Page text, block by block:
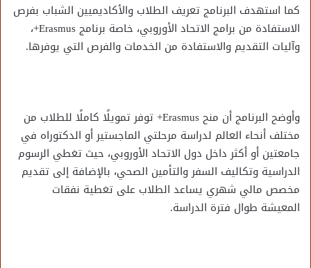
كما استهدف البرنامج تعريف الطلاب والأكاديميين الشباب بفرص
الاستفادة من برامج الاتحاد الأوروبي، خاصة برنامج Erasmus+،
وآليات التقديم والاستفادة من الخدمات والفرص التي يوفرها.
وأوضح البرنامج أن منح Erasmus+ توفر تمويلًا كاملًا للطلاب من
مختلف أنحاء العالم لدراسة مرحلتي الماجستير أو الدكتوراه في
جامعتين أو أكثر داخل دول الاتحاد الأوروبي، حيث تغطي الرسوم
الدراسية وتكاليف السفر والتأمين الصحي، بالإضافة إلى تقديم
مخصص مالي شهري يساعد الطلاب على تغطية نفقات
المعيشة طوال فترة الدراسة.